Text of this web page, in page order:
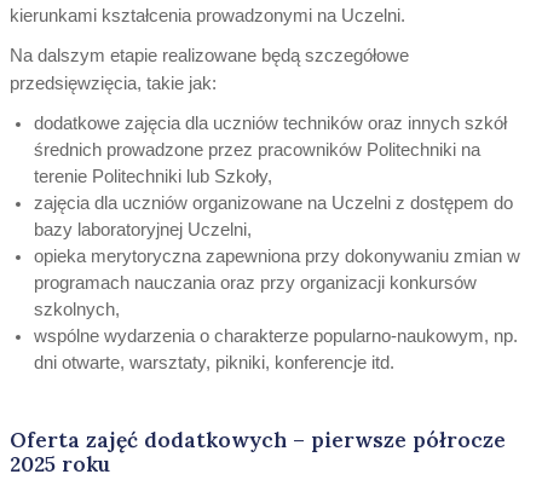
kierunkami kształcenia prowadzonymi na Uczelni.
Na dalszym etapie realizowane będą szczegółowe
przedsięwzięcia, takie jak:
dodatkowe zajęcia dla uczniów techników oraz innych szkół
średnich prowadzone przez pracowników Politechniki na
terenie Politechniki lub Szkoły,
zajęcia dla uczniów organizowane na Uczelni z dostępem do
bazy laboratoryjnej Uczelni,
opieka merytoryczna zapewniona przy dokonywaniu zmian w
programach nauczania oraz przy organizacji konkursów
szkolnych,
wspólne wydarzenia o charakterze popularno-naukowym, np.
dni otwarte, warsztaty, pikniki, konferencje itd.
Oferta zajęć dodatkowych – pierwsze półrocze
2025 roku